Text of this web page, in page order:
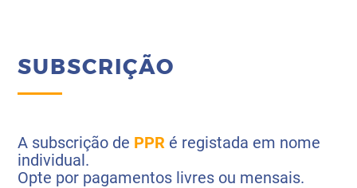
SUBSCRIÇÃO
A subscrição de PPR é registada em nome
individual.
Opte por pagamentos livres ou mensais.